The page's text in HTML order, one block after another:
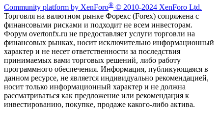
Community platform by XenForo® © 2010-2024 XenForo Ltd.
Торговля на валютном рынке Форекс (Forex) сопряжена с
финансовыми рисками и подходит не всем инвесторам.
Форум overtonfx.ru не предоставляет услуги торговли на
финансовых рынках, носит исключительно информационный
характер и не несет ответственности за последствия
принимаемых вами торговых решений, либо работу
программного обеспечения. Информация, публикующаяся в
данном ресурсе, не является индивидуально рекомендацией,
носит только информационный характер и не должна
рассматриваться как предложение или рекомендация к
инвестированию, покупке, продаже какого-либо актива.